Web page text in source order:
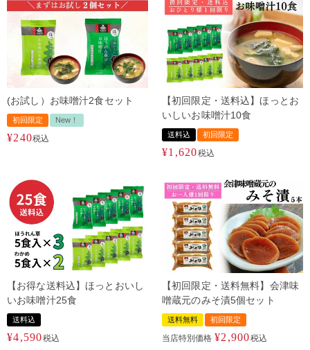
(お試し）お味噌汁2食セット
初回限定 New！
¥240税込
【初回限定・送料込】ほっとお
いしいお味噌汁10食
送料込 初回限定
¥1,620税込
【お得な送料込】ほっとおいし
いお味噌汁25食
送料込
¥4,590税込
【初回限定・送料無料】会津味
噌蔵元のみそ漬5個セット
送料無料 初回限定
当店特別価格 ¥2,900税込